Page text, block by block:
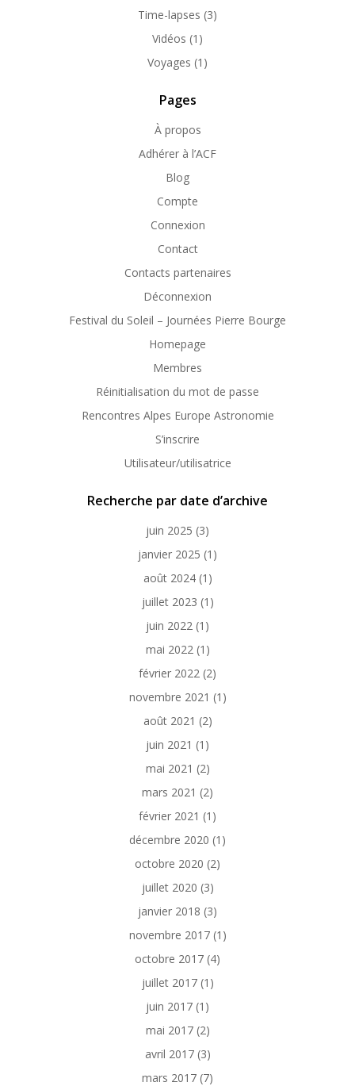
Time-lapses (3)
Vidéos (1)
Voyages (1)
Pages
À propos
Adhérer à l’ACF
Blog
Compte
Connexion
Contact
Contacts partenaires
Déconnexion
Festival du Soleil – Journées Pierre Bourge
Homepage
Membres
Réinitialisation du mot de passe
Rencontres Alpes Europe Astronomie
S’inscrire
Utilisateur/utilisatrice
Recherche par date d’archive
juin 2025 (3)
janvier 2025 (1)
août 2024(1)
juillet 2023 (1)
juin 2022 (1)
mai 2022(1)
février 2022 (2)
novembre 2021 (1)
août 2021 (2)
juin 2021 (1)
mai 2021 (2)
mars 2021 (2)
février 2021 (1)
décembre 2020 (1)
octobre 2020 (2)
juillet 2020 (3)
janvier 2018 (3)
novembre 2017(1)
octobre 2017 (4)
juillet 2017(1)
juin 2017 (1)
mai 2017(2)
avril 2017(3)
mars 2017 (7)